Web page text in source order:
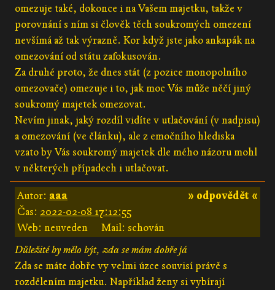
omezuje také, dokonce i na Vašem majetku, takže v
porovnání s ním si člověk těch soukromých omezení
nevšímá až tak výrazně. Kor když jste jako ankapák na
omezování od státu zafokusován.
Za druhé proto, že dnes stát (z pozice monopolního
omezovače) omezuje i to, jak moc Vás může něčí jiný
soukromý majetek omezovat.
Nevím jinak, jaký rozdíl vidíte v utlačování (v nadpisu)
a omezování (ve článku), ale z emočního hlediska
vzato by Vás soukromý majetek dle mého názoru mohl
v některých případech i utlačovat.
» odpovědět «
Autor: aaa
Čas: 2022-02-08 17:12:55
Web: neuveden
Mail: schován
Důležité by mělo být, zda se mám dobře já
Zda se máte dobře vy velmi úzce souvisí právě s
rozdělením majetku. Například ženy si vybírají